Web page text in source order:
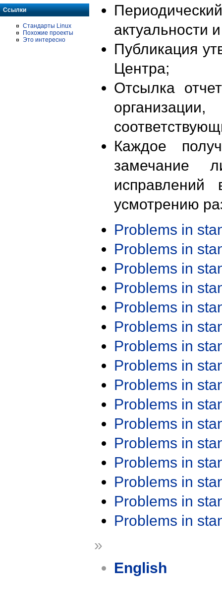
Ссылки
Стандарты Linux
Похожие проекты
Это интересно
актуальности
Публикация
Центра;
Отсылка
Каждое
замечание
исправлений
усмотрению
Problems in
Problems in
Problems in
Problems in
Problems in
Problems in
Problems in
Problems in
Problems in
Problems in
Problems in
Problems in
Problems in
Problems in
Problems in
Problems in
»
English